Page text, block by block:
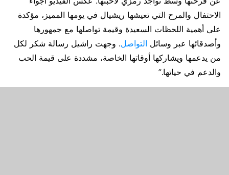
الاحتفال والمرح التي تعيشها ريشيال في يومها المميز، مؤكدة
على أهمية اللحظات السعيدة وقيمة تواصلها مع جمهورها
وأصدقائها عبر وسائل التواصل. وجهت راشيل رسالة شكر لكل
من يدعمها ويشاركها أوقاتها الخاصة، مشددة على قيمة الحب
والدعم في حياتها.”